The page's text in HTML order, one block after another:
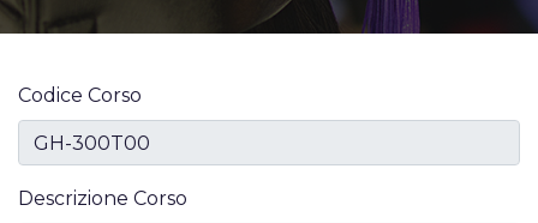
Codice Corso
Descrizione Corso